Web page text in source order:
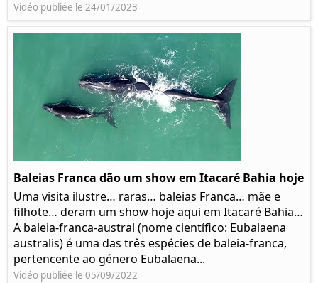
Vidéo publiée le 24/01/2023
Baleias Franca dão um show em Itacaré Bahia hoje
Uma visita ilustre… raras… baleias Franca… mãe e
filhote… deram um show hoje aqui em Itacaré Bahia…
A baleia-franca-austral (nome científico: Eubalaena
australis) é uma das três espécies de baleia-franca,
pertencente ao género Eubalaena...
Vidéo publiée le 05/09/2022